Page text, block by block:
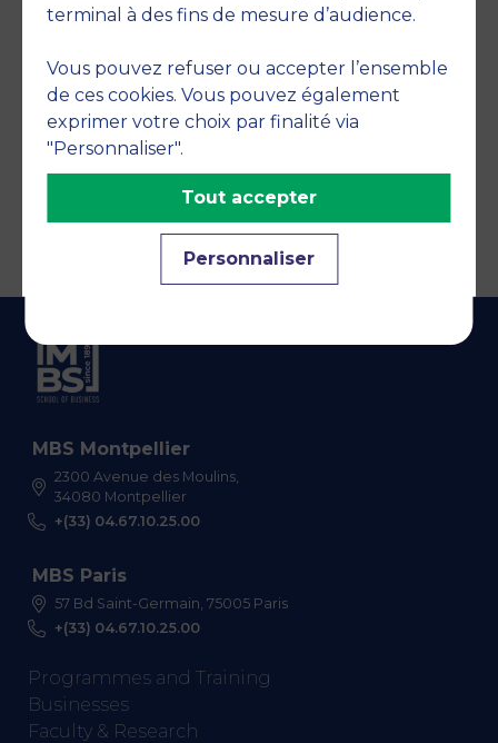
MBS Montpellier
2300 Avenue des Moulins,
34080 Montpellier
+(33) 04.67.10.25.00
MBS Paris
57 Bd Saint-Germain, 75005 Paris
+(33) 04.67.10.25.00
Programmes and Training
Businesses
Faculty & Research
terminal à des fins de mesure d’audience.
Vous pouvez refuser ou accepter l’ensemble
de ces cookies. Vous pouvez également
exprimer votre choix par finalité via
"Personnaliser".
Personnaliser
Tout accepter